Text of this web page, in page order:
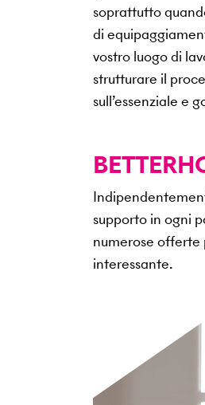
soprattutto
di
vostro luogo di
strutturare il
sull’essenziale e
supporto in ogni
numerose
interessante.